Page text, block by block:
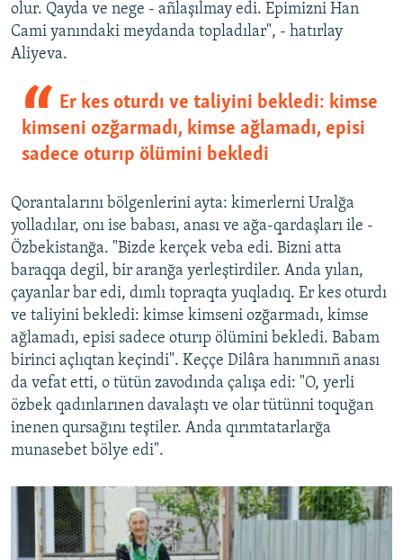
olur. Qayda ve nege - añlaşılmay edi. Epimizni Han
Cami yanındaki meydanda topladılar", - hatırlay
Aliyeva.
Er kes oturdı ve taliyini bekledi: kimse
kimseni ozğarmadı, kimse ağlamadı, episi
sadece oturıp ölümini bekledi
Qorantalarını bölgenlerini ayta: kimerlerni Uralğa
yolladılar, onı ise babası, anası ve ağa-qardaşları ile -
Özbekistanğa. "Bizde kerçek veba edi. Bizni atta
baraqqa degil, bir aranğa yerleştirdiler. Anda yılan,
çayanlar bar edi, dımlı topraqta yuqladıq. Er kes oturdı
ve taliyini bekledi: kimse kimseni ozğarmadı, kimse
ağlamadı, episi sadece oturıp ölümini bekledi. Babam
birinci açlıqtan keçindi". Keççe Dilâra hanımnıñ anası
da vefat etti, o tütün zavodında çalışa edi: "O, yerli
özbek qadınlarınen davalaştı ve olar tütünni toquğan
inenen qursağını teştiler. Anda qırımtatarlarğa
munasebet bölye edi".